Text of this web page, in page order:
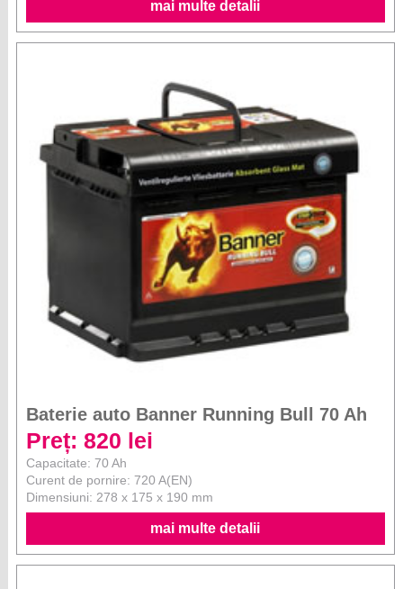
mai multe detalii
Baterie auto Banner Running Bull 70 Ah
Preț: 820 lei
Capacitate: 70 Ah
Curent de pornire: 720 A(EN)
Dimensiuni: 278 x 175 x 190 mm
mai multe detalii